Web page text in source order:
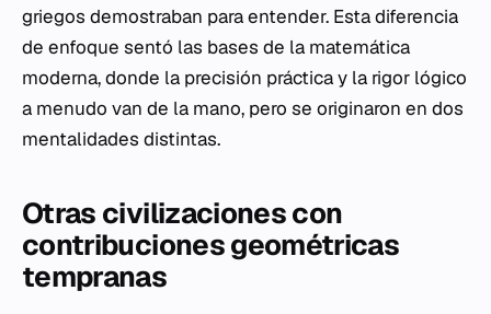
griegos demostraban para entender. Esta diferencia
de enfoque sentó las bases de la matemática
moderna, donde la precisión práctica y la rigor lógico
a menudo van de la mano, pero se originaron en dos
mentalidades distintas.
Otras civilizaciones con
contribuciones geométricas
tempranas